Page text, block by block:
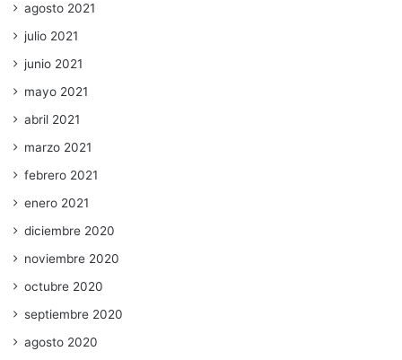
agosto 2021
julio 2021
junio 2021
mayo 2021
abril 2021
marzo 2021
febrero 2021
enero 2021
diciembre 2020
noviembre 2020
octubre 2020
septiembre 2020
agosto 2020